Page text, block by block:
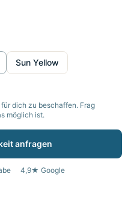
Sun Yellow
dich zu beschaffen. Frag
möglich ist.
anfragen
4,9★ Google